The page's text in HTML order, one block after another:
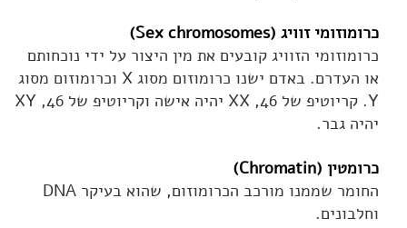
כרומוזומי זוויג (Sex chromosomes)
כרומוזומי הזוויג קובעים את מין היצור על ידי נוכחותם
או העדרם. באדם ישנו כרומוזום מסוג X וכרומוזום מסוג
Y. קריוטיפ של 46, XX יהיה אישה וקריוטיפ של 46, XY
יהיה גבר.
כרומטין (Chromatin)
החומר שממנו מורכב הכרומוזום, שהוא בעיקר DNA
וחלבונים.